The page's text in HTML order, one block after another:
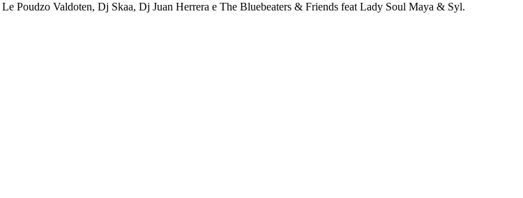
Poudzo Valdoten, Dj Skaa, Dj Juan Herrera e The Bluebeaters & Friends feat Lady Soul Maya & Syl.